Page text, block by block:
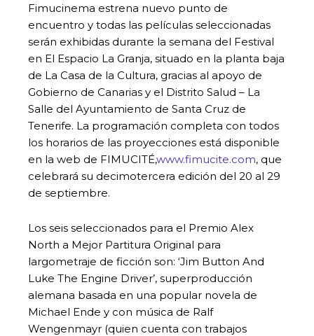
Fimucinema estrena nuevo punto de
encuentro y todas las películas seleccionadas
serán exhibidas durante la semana del Festival
en El Espacio La Granja, situado en la planta baja
de La Casa de la Cultura, gracias al apoyo de
Gobierno de Canarias y el Distrito Salud – La
Salle del Ayuntamiento de Santa Cruz de
Tenerife. La programación completa con todos
los horarios de las proyecciones está disponible
en la web de FIMUCITÉ,www.fimucite.com, que
celebrará su decimotercera edición del 20 al 29
de septiembre.
Los seis seleccionados para el Premio Alex
North a Mejor Partitura Original para
largometraje de ficción son: ‘Jim Button And
Luke The Engine Driver’, superproducción
alemana basada en una popular novela de
Michael Ende y con música de Ralf
Wengenmayr (quien cuenta con trabajos